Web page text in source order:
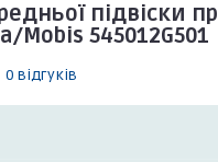
підвіски пр
Mobis 545012G501
0 відгуків